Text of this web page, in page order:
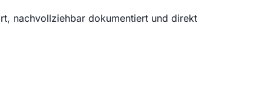
nachvollziehbar dokumentiert und direkt